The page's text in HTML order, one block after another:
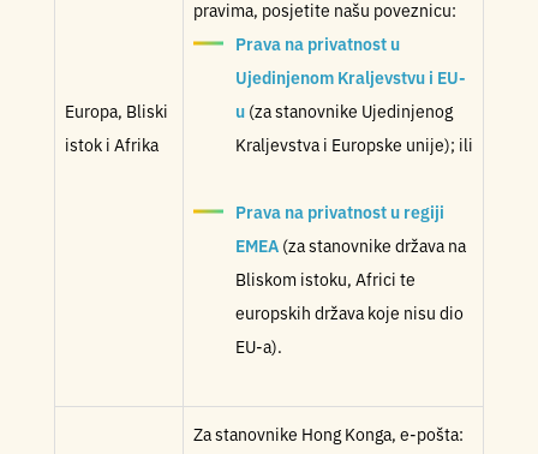
Europa, Bliski
istok i Afrika
pravima, posjetite našu poveznicu:
Prava na privatnost u
Ujedinjenom Kraljevstvu i EU-
u (za stanovnike Ujedinjenog
Kraljevstva i Europske unije); ili
Prava na privatnost u regiji
EMEA (za stanovnike država na
Bliskom istoku, Africi te
europskih država koje nisu dio
EU-a).
Za stanovnike Hong Konga, e-pošta: